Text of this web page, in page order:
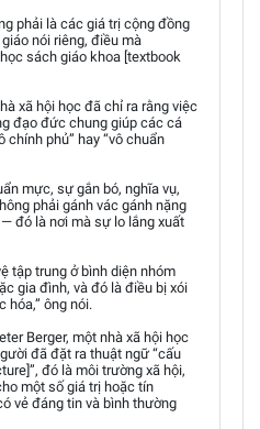
phải là các giá trị cộng đồng
nói riêng, điều mà
sách giáo khoa [textbook
xã hội học đã chỉ ra rằng việc
đạo đức chung giúp các cá
chính phủ” hay “vô chuẩn
mực, sự gắn bó, nghĩa vụ,
phải gánh vác gánh nặng
đó là nơi mà sự lo lắng xuất
tập trung ở bình diện nhóm
gia đình, và đó là điều bị xói
hóa,” ông nói.
Berger, một nhà xã hội học
đã đặt ra thuật ngữ “cấu
đó là môi trường xã hội,
một số giá trị hoặc tín
vẻ đáng tin và bình thường